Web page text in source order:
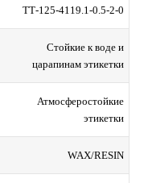
TТ-125-4119.1-0.5-2-0
Стойкие к воде и
царапинам этикетки
Атмосферостойкие
этикетки
WAX/RESIN